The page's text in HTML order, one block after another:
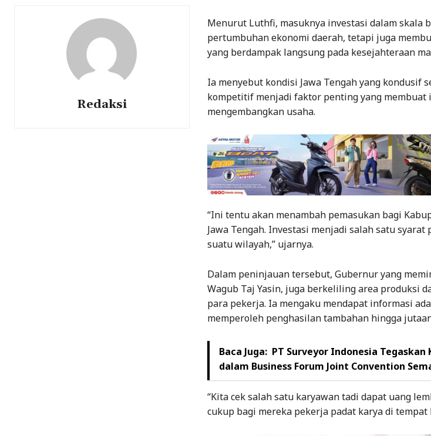
Redaksi
Menurut Luthfi, masuknya investasi dalam skala
pertumbuhan ekonomi daerah, tetapi juga
yang berdampak langsung pada kesejahteraan
Ia menyebut kondisi Jawa Tengah yang kondusif
kompetitif menjadi faktor penting yang membuat
mengembangkan usaha.
“Ini tentu akan menambah pemasukan bagi
Jawa Tengah. Investasi menjadi salah satu
suatu wilayah,” ujarnya.
Dalam peninjauan tersebut, Gubernur yang
Wagub Taj Yasin, juga berkeliling area produksi
para pekerja. Ia mengaku mendapat informasi
memperoleh penghasilan tambahan hingga
Baca Juga: PT Surveyor Indonesia Tegaskan
dalam Business Forum Joint Convention
“Kita cek salah satu karyawan tadi dapat uang
cukup bagi mereka pekerja padat karya di tempat